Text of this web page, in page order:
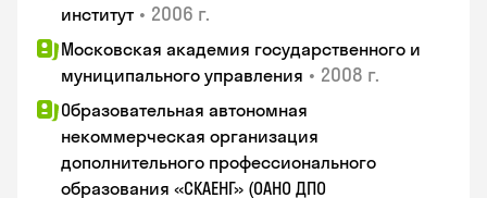
институт • 2006 г.
Московская академия государственного и
муниципального управления • 2008 г.
Образовательная автономная
некоммерческая организация
дополнительного профессионального
образования «СКАЕНГ» (ОАНО ДПО